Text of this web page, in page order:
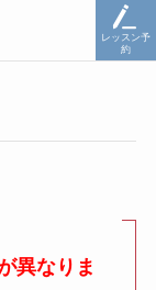
レッスン予
約
異なりま